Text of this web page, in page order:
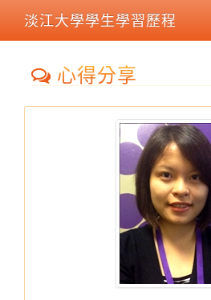
淡江大學學生學習歷程
心得分享